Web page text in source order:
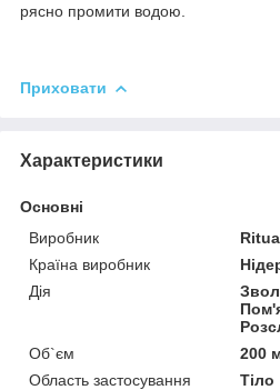
рясно промити водою.
Приховати
Характеристики
Основні
Виробник
Країна виробник
Дія
Об`єм
200
Область застосування
Тіло